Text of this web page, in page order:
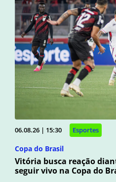
06.08.26 | 15:30 Esportes
Copa do Brasil
Vitória busca reação
seguir vivo na Copa do